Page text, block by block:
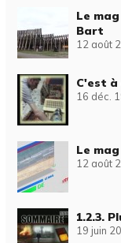
Le
Bart
12 août
C'est
16 déc.
Le
12 août
1.2.3.
19 juin